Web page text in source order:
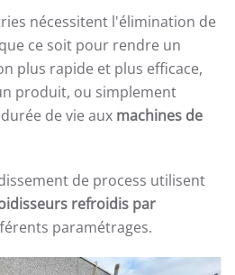
nécessitent l'élimination de
ce soit pour rendre un
plus rapide et plus efficace,
produit, ou simplement
de vie aux machines de
de process utilisent
refroidis par
paramétrages.